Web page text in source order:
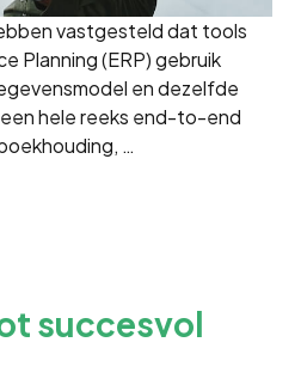
vastgesteld dat tools
Planning (ERP) gebruik
en dezelfde
hele reeks end-to-end
…
succesvol